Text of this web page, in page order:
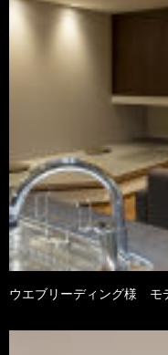
ウエブリーディング様 モ